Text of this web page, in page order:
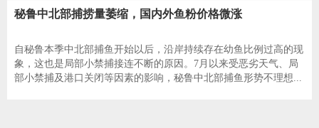
秘鲁中北部捕捞量萎缩，国内外鱼粉价格微涨
自秘鲁本季中北部捕鱼开始以后，沿岸持续存在幼鱼比例过高的现
象，这也是局部小禁捕接连不断的原因。7月以来受恶劣天气、局
部小禁捕及港口关闭等因素的影响，秘鲁中北部捕鱼形势不理想...